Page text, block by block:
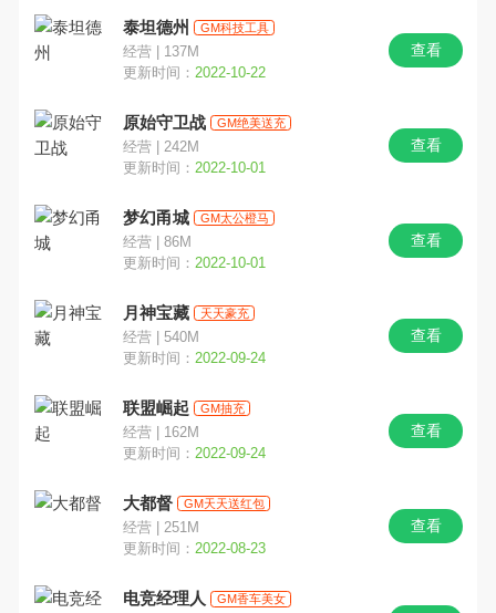
泰坦德州 GM科技工具
经营 | 137M
更新时间： 2022-10-22
查看
原始守卫战 GM绝美送充
经营 | 242M
更新时间： 2022-10-01
查看
梦幻甬城 GM太公橙马
经营 | 86M
更新时间： 2022-10-01
查看
月神宝藏 天天豪充
经营 | 540M
更新时间： 2022-09-24
查看
联盟崛起 GM抽充
经营 | 162M
更新时间： 2022-09-24
查看
大都督 GM天天送红包
经营 | 251M
更新时间： 2022-08-23
查看
电竞经理人 GM香车美女